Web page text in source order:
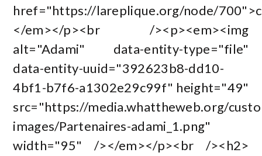
href="https://lareplique.org/node/
</em></p><br /><p><em><img
alt="Adami" data-entity-type="file"
data-entity-uuid="392623b8-dd10-
4bf1-b7f6-a1302e29c99f" height="49"
src="https://media.whattheweb.org/
images/Partenaires-adami_1.png"
width="95" /></em></p><br /><h2>